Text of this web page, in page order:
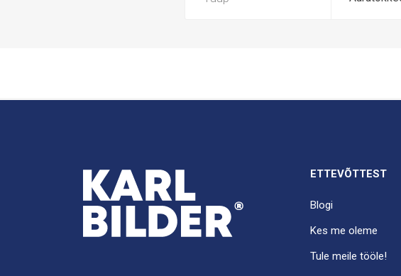
ETTEVÕTTEST
Blogi
Kes me oleme
Tule meile tööle!